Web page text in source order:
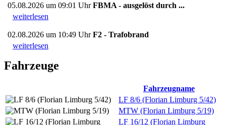
05.08.2026 um 09:01 UhrFBMA - ausgelöst durch ...
weiterlesen
02.08.2026 um 10:49 UhrF2 - Trafobrand
weiterlesen
Fahrzeuge
Fahrzeugname
LF 8/6 (Florian Limburg 5/42)
MTW (Florian Limburg 5/19)
LF 16/12 (Florian Limburg